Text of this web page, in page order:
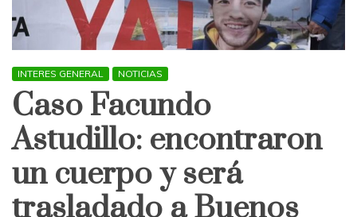
INTERES GENERAL NOTICIAS
Caso Facundo
Astudillo: encontraron
un cuerpo y será
trasladado a Buenos